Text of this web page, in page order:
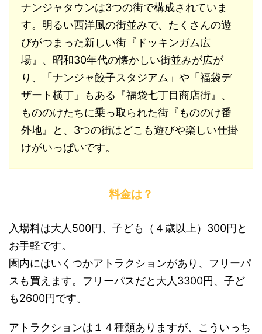
ナンジャタウンは3つの街で構成されていま
す。明るい西洋風の街並みで、たくさんの遊
びがつまった新しい街『ドッキンガム広
場』、昭和30年代の懐かしい街並みが広が
り、「ナンジャ餃子スタジアム」や「福袋デ
ザート横丁」もある『福袋七丁目商店街』、
もののけたちに乗っ取られた街『もののけ番
外地』と、3つの街はどこも遊びや楽しい仕掛
けがいっぱいです。
料金は？
入場料は大人500円、子ども（４歳以上）300円と
お手軽です。
園内にはいくつかアトラクションがあり、フリーパ
スも買えます。フリーパスだと大人3300円、子ど
も2600円です。
アトラクションは１４種類ありますが、こういっち